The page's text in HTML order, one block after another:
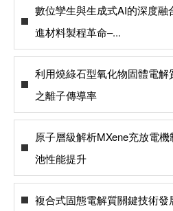
數位孿生與生成式AI的深度
進材料製程革命–...
利用燒綠石型氧化物固體電
之離子傳導率
原子層級解析MXene充放電
池性能提升
複合式固態電解質關鍵技術發